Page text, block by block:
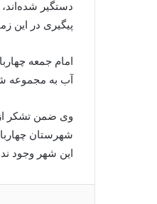
دستگیر
پیگیری در این
امام جمعه
آب به مجموعه
وی ضمن تشکر از
شهرستان
این شهر وجود